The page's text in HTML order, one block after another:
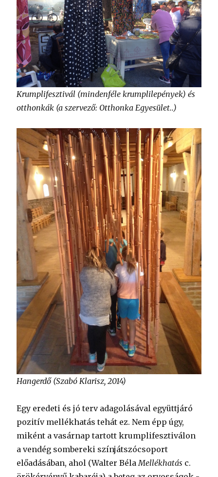
Krumplifesztivál (mindenféle krumplilepények) és
otthonkák (a szervező: Otthonka Egyesület..)
Hangerdő (Szabó Klarisz, 2014)
Egy eredeti és jó terv adagolásával együttjáró
pozitív mellékhatás tehát ez. Nem épp úgy,
miként a vasárnap tartott krumplifesztiválon
a vendég sombereki színjátszócsoport
előadásában, ahol (Walter BélaMellékhatás c.